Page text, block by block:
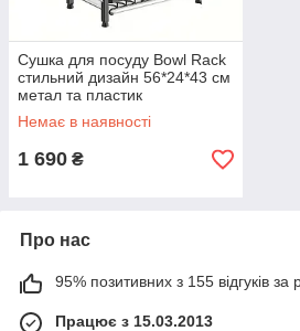
Сушка для посуду Bowl Rack
стильний дизайн 56*24*43 см
метал та пластик
Немає в наявності
1 690 ₴
Про нас
95% позитивних з 155 відгуків за
Працює з 15.03.2013